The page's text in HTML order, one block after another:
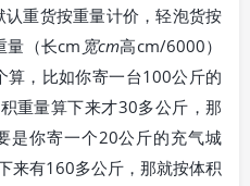
重货按重量计价，轻泡货按
量（长cm 宽cm高cm/6000）
算，比如你寄一台100公斤的
重量算下来才30多公斤，那
是你寄一个20公斤的充气城
来有160多公斤，那就按体积